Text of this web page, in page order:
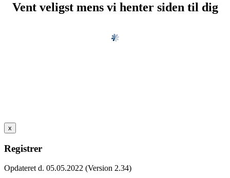
Vent veligst mens vi henter siden til dig
x
Registrer
Opdateret d. 05.05.2022 (Version 2.34)